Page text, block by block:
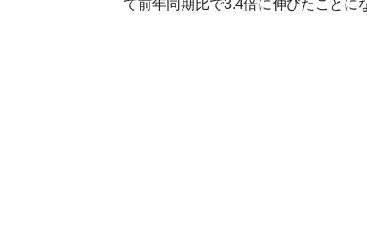
て前年同期比で3.4倍に伸びたことに